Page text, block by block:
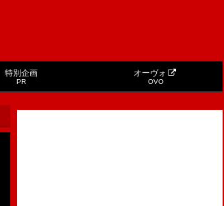
特別企画
PR
オーヴォ
OVO